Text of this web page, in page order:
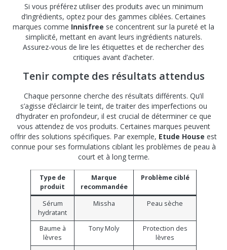
Si vous préférez utiliser des produits avec un minimum
d’ingrédients, optez pour des gammes ciblées. Certaines
marques comme Innisfree se concentrent sur la pureté et la
simplicité, mettant en avant leurs ingrédients naturels.
Assurez-vous de lire les étiquettes et de rechercher des
critiques avant d’acheter.
Tenir compte des résultats attendus
Chaque personne cherche des résultats différents. Qu’il
s’agisse d’éclaircir le teint, de traiter des imperfections ou
d’hydrater en profondeur, il est crucial de déterminer ce que
vous attendez de vos produits. Certaines marques peuvent
offrir des solutions spécifiques. Par exemple, Etude House est
connue pour ses formulations ciblant les problèmes de peau à
court et à long terme.
Type de
produit
Marque
recommandée
Problème ciblé
Sérum
hydratant
Missha Peau sèche
Baume à
lèvres
Tony Moly
Protection des
lèvres